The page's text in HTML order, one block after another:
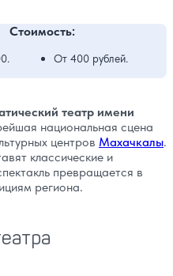
Стоимость:
От 400 рублей.
театр имени
национальная сцена
центров Махачкалы.
классические и
превращается в
региона.